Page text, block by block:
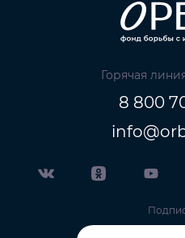
Горячая
8 800